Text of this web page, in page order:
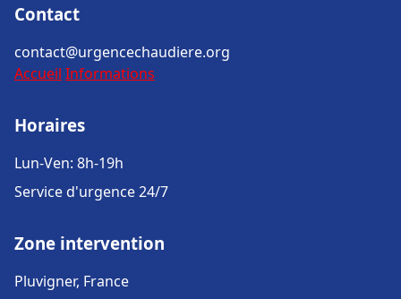
Contact
contact@urgencechaudiere.org
Accueil Informations
Horaires
Lun-Ven: 8h-19h
Service d'urgence 24/7
Zone intervention
Pluvigner, France